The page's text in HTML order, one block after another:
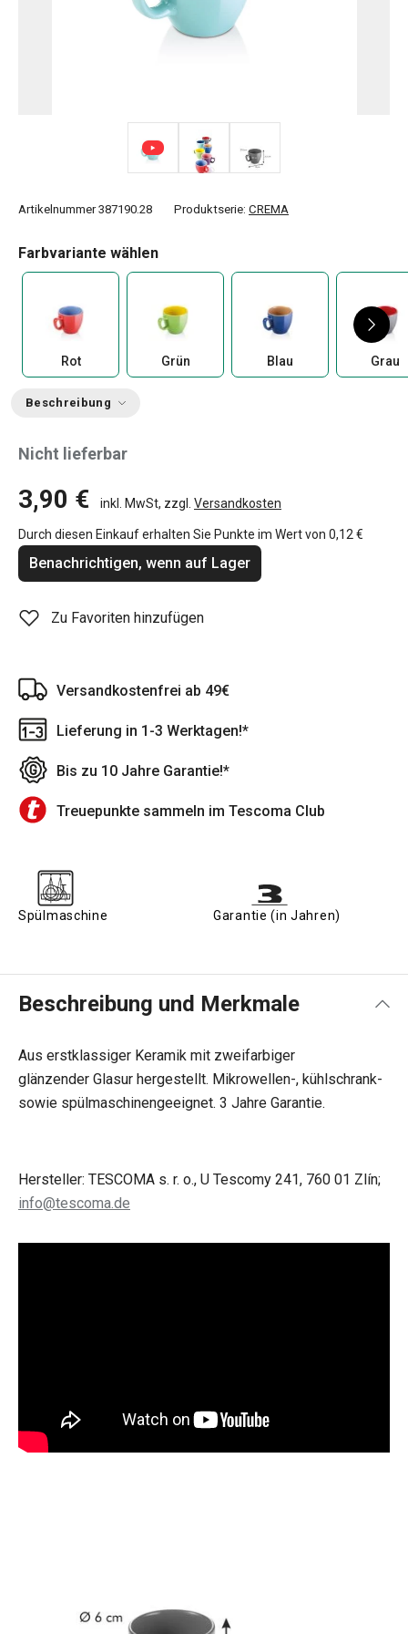
Artikelnummer 387190.28 Produktserie: CREMA
Farbvariante wählen
Rot Grün Blau Grau
Beschreibung
Nicht lieferbar
3,90 € inkl. MwSt, zzgl. Versandkosten
Durch diesen Einkauf erhalten Sie Punkte im Wert von 0,12 €
Benachrichtigen, wenn auf Lager
Zu Favoriten hinzufügen
Versandkostenfrei ab 49€
Lieferung in 1-3 Werktagen!*
Bis zu 10 Jahre Garantie!*
Treuepunkte sammeln im Tescoma Club
Spülmaschine Garantie (in Jahren)
Beschreibung und Merkmale
Aus erstklassiger Keramik mit zweifarbiger
glänzender Glasur hergestellt. Mikrowellen-, kühlschrank-
sowie spülmaschinengeeignet. 3 Jahre Garantie.
Hersteller: TESCOMA s. r. o., U Tescomy 241, 760 01 Zlín;
info@tescoma.de